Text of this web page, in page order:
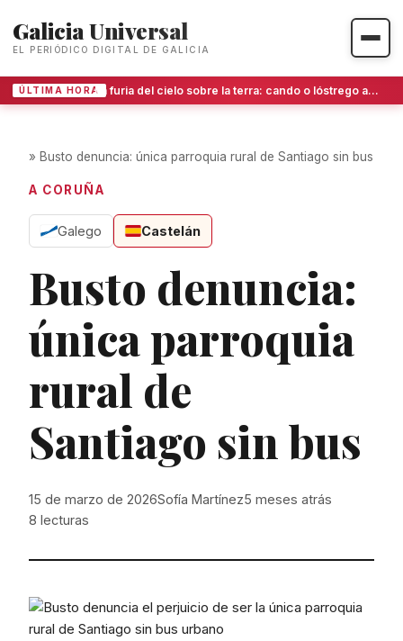
Galicia Universal
EL PERIÓDICO DIGITAL DE GALICIA
ÚLTIMA HORA La furia del cielo sobre la terra: cando o lóstrego atopa ás persoas ao descuberto
» Busto denuncia: única parroquia rural de Santiago sin bus
A CORUÑA
Galego Castelán
Busto denuncia:
única parroquia
rural de
Santiago sin bus
15 de marzo de 2026Sofía Martínez5 meses atrás
8 lecturas